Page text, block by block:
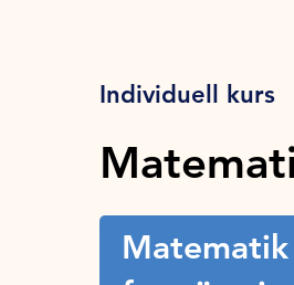
Individuell kurs